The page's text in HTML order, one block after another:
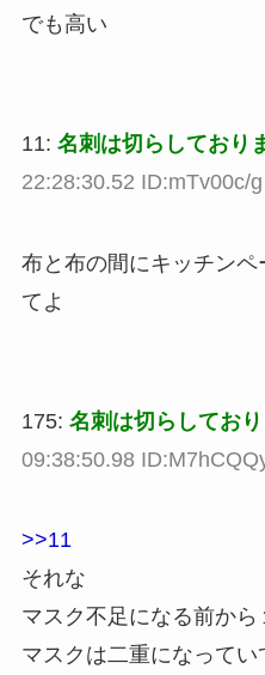
でも高い
11: 名刺は切らしており
22:28:30.52 ID:mTv00c/g
布と布の間にキッチン
てよ
175: 名刺は切らしてお
09:38:50.98
>>11
それな
マスク不足になる前か
マスクは二重になって